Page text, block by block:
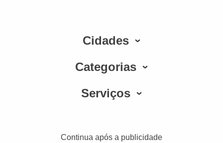
Cidades
Categorias
Serviços
Continua após a publicidade